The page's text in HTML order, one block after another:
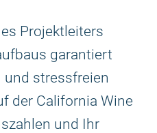
Projektleiters
garantiert
und stressfreien
der California Wine
und Ihr